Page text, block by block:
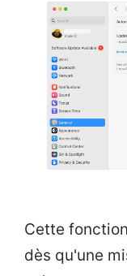
Cette
dès qu'une